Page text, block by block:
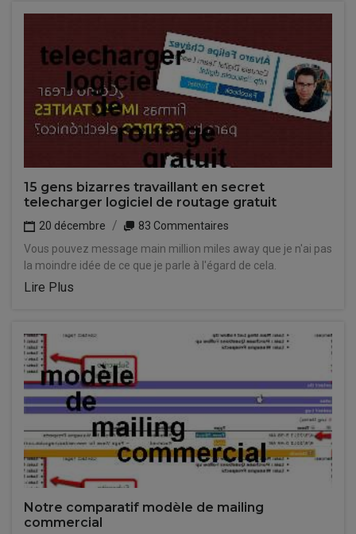
15 gens bizarres travaillant en secret
telecharger logiciel de routage gratuit
20 décembre
83 Commentaires
Vous pouvez message main million miles away que je n'ai pas
la moindre idée de ce que je parle à l'égard de cela.
Lire Plus
Notre comparatif modèle de mailing
commercial